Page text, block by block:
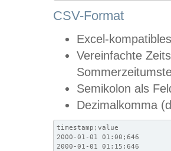
CSV-Format
Excel-
Vereinfachte
Semikolon als
Dezimalkomma
timestamp;value
2000-01-01 01:00;646
2000-01-01 01:15;646